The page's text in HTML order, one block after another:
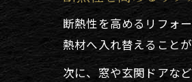
断熱性を高めるリフォ
熱材へ入れ替えること
次に、窓や玄関ドアな